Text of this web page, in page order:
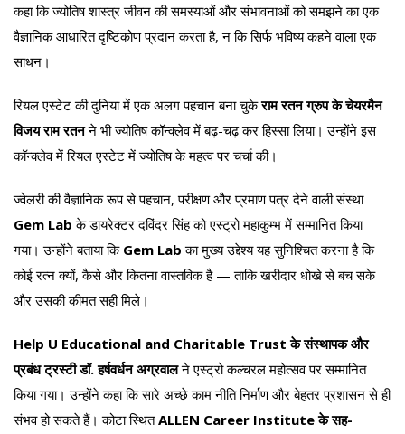
कहा कि ज्योतिष शास्त्र जीवन की समस्याओं और संभावनाओं को समझने का एक
वैज्ञानिक आधारित दृष्टिकोण प्रदान करता है, न कि सिर्फ भविष्य कहने वाला एक
साधन।
रियल एस्टेट की दुनिया में एक अलग पहचान बना चुकेराम रतन ग्रुप के चेयरमैन
विजय राम रतनने भी ज्योतिष कॉन्क्लेव में बढ़-चढ़ कर हिस्सा लिया। उन्होंने इस
कॉन्क्लेव में रियल एस्टेट में ज्योतिष के महत्व पर चर्चा की।
ज्वेलरी की वैज्ञानिक रूप से पहचान, परीक्षण और प्रमाण पत्र देने वाली संस्था
Gem Lab के डायरेक्टर दविंदर सिंह को एस्ट्रो महाकुम्भ में सम्मानित किया
गया। उन्होंने बताया कि Gem Lab का मुख्य उद्देश्य यह सुनिश्चित करना है कि
कोई रत्न क्यों, कैसे और कितना वास्तविक है — ताकि खरीदार धोखे से बच सके
और उसकी कीमत सही मिले।
Help U Educational and Charitable Trust के संस्थापक और
प्रबंध ट्रस्टी डॉ. हर्षवर्धन अग्रवालने एस्ट्रो कल्चरल महोत्सव पर सम्मानित
किया गया। उन्होंने कहा कि सारे अच्छे काम नीति निर्माण और बेहतर प्रशासन से ही
संभव हो सकते हैं। कोटा स्थितALLEN Career Institute के सह-